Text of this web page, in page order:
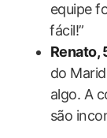
equipe
⁤fácil!”
Renato,
do
algo. A‌
‌são